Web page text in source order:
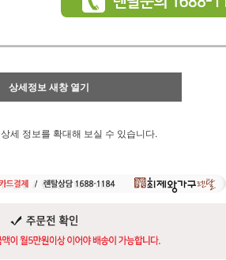
상세정보 새창 열기
상세 정보를 확대해 보실 수 있습니다.